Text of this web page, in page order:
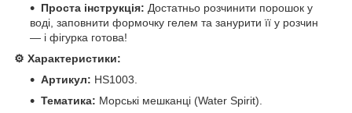
Проста інструкція: Достатньо розчинити порошок у
воді, заповнити формочку гелем та занурити її у розчин
— і фігурка готова!
⚙️ Характеристики:
Артикул: HS1003.
Тематика: Морські мешканці (Water Spirit).